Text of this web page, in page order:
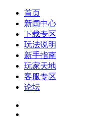
首页
新闻中心
下载专区
玩法说明
新手指南
玩家天地
客服专区
论坛